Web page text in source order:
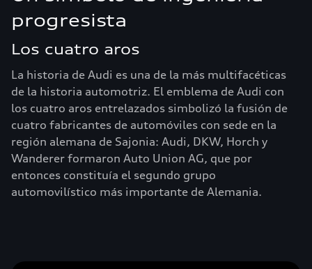
progresista
Los cuatro aros
La historia de Audi es una de la más multifacéticas
de la historia automotriz. El emblema de Audi con
los cuatro aros entrelazados simbolizó la fusión de
cuatro fabricantes de automóviles con sede en la
región alemana de Sajonia: Audi, DKW, Horch y
Wanderer formaron Auto Union AG, que por
entonces constituía el segundo grupo
automovilístico más importante de Alemania.